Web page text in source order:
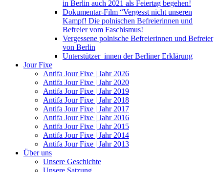
in Berlin auch 2021 als Feiertag begehen!
Dokumentar-Film “Vergesst nicht unseren
Kampf! Die polnischen Befreierinnen und
Befreier vom Faschismus!
Vergessene polnische Befreierinnen und Befreier
von Berlin
Unterstützer_innen der Berliner Erklärung
Jour Fixe
Antifa Jour Fixe | Jahr 2026
Antifa Jour Fixe | Jahr 2020
Antifa Jour Fixe | Jahr 2019
Antifa Jour Fixe | Jahr 2018
Antifa Jour Fixe | Jahr 2017
Antifa Jour Fixe | Jahr 2016
Antifa Jour Fixe | Jahr 2015
Antifa Jour Fixe | Jahr 2014
Antifa Jour Fixe | Jahr 2013
Über uns
Unsere Geschichte
Unsere Satzung